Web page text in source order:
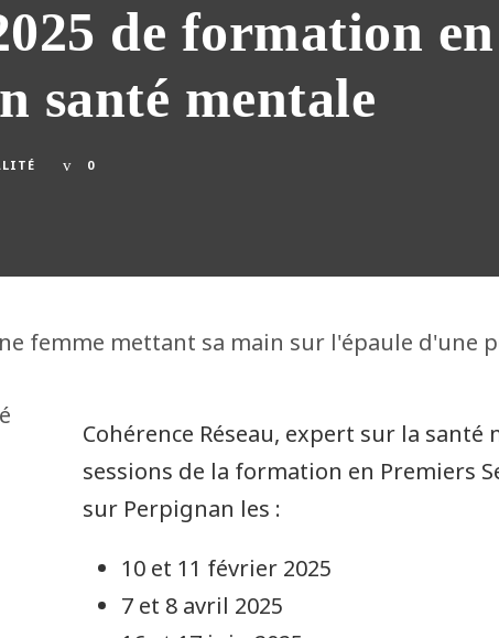
de formation
santé mentale
0
Cohérence Réseau, expert sur la
sessions de la formation en Premiers
sur Perpignan les :
10 et 11 février 2025
7 et 8 avril 2025